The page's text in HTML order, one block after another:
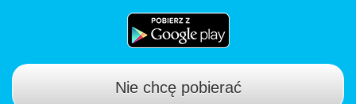
Nie chcę pobierać